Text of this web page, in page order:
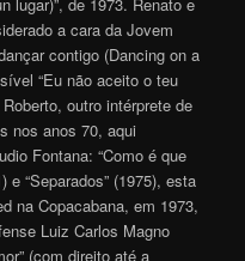
a cara da Jovem
contigo (Dancing on a
“Eu não aceito o teu
outro intérprete de
nos anos 70, aqui
Fontana: “Como é que
“Separados” (1975), esta
na Copacabana, em 1973,
Luiz Carlos Magno
(com direito até a